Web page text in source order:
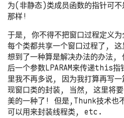
为(非静态)类成员函数的指针可
那样!
于是, 你不得不把窗口过程定义
每个类都共享一个窗口过程了,
想到了一种算是解决办法的办法
后一个参数LPARAM来传递this
里我不再多说, 因为我打算再写一
现窗口类的封装, 当然, 这里将要
美的一种了! 但是,Thunk技术也
可以用来封装线程类, etc.